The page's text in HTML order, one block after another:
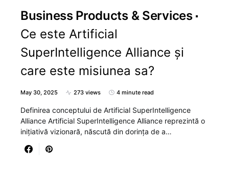
Business Products & Services
Ce este Artificial
SuperIntelligence Alliance și
care este misiunea sa?
May 30, 2025 273 views 4 minute read
Definirea conceptului de Artificial SuperIntelligence
Alliance Artificial SuperIntelligence Alliance reprezintă o
inițiativă vizionară, născută din dorința de a…